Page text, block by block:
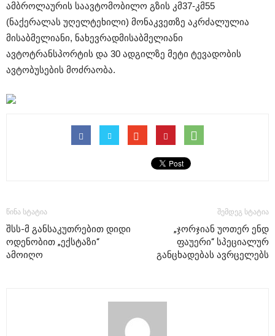
ამბროლაურის საავტომობილო გზის კმ37-კმ55
(ნაქერალას უღელტეხილი) მონაკვეთზე აკრძალულია
მისაბმელიანი, ნახევრადმისაბმელიანი
ავტოტრანსპორტის და 30 ადგილზე მეტი ტევადობის
ავტობუსების მოძრაობა.
წინა სტატია
შსს-მ განსაკუთრებით დიდი
ოდენობით „ექსტაზი“
ამოიღო
შემდეგ სტატია
„ჯორჯიან უოთერ ენდ
ფაუერი“ სპეციალურ
განცხადებას ავრცელებს